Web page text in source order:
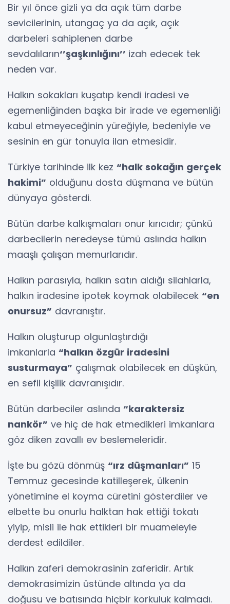
Bir yıl önce gizli ya da açık tüm darbe
sevicilerinin, utangaç ya da açık, açık
darbeleri sahiplenen darbe
sevdalıların‘’şaşkınlığını’’ izah edecek tek
neden var.
Halkın sokakları kuşatıp kendi iradesi ve
egemenliğinden başka bir irade ve egemenliği
kabul etmeyeceğinin yüreğiyle, bedeniyle ve
sesinin en gür tonuyla ilan etmesidir.
Türkiye tarihinde ilk kez “halk sokağın gerçek
hakimi” olduğunu dosta düşmana ve bütün
dünyaya gösterdi.
Bütün darbe kalkışmaları onur kırıcıdır; çünkü
darbecilerin neredeyse tümü aslında halkın
maaşlı çalışan memurlarıdır.
Halkın parasıyla, halkın satın aldığı silahlarla,
halkın iradesine ipotek koymak olabilecek “en
onursuz” davranıştır.
Halkın oluşturup olgunlaştırdığı
imkanlarla “halkın özgür iradesini
susturmaya” çalışmak olabilecek en düşkün,
en sefil kişilik davranışıdır.
Bütün darbeciler aslında “karaktersiz
nankör” ve hiç de hak etmedikleri imkanlara
göz diken zavallı ev beslemeleridir.
İşte bu gözü dönmüş “ırz düşmanları” 15
Temmuz gecesinde katilleşerek, ülkenin
yönetimine el koyma cüretini gösterdiler ve
elbette bu onurlu halktan hak ettiği tokatı
yiyip, misli ile hak ettikleri bir muameleyle
derdest edildiler.
Halkın zaferi demokrasinin zaferidir. Artık
demokrasimizin üstünde altında ya da
doğusu ve batısında hiçbir korkuluk kalmadı.